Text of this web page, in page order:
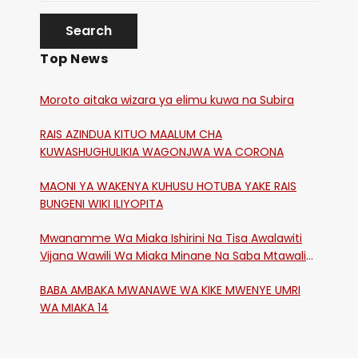
Top News
Moroto aitaka wizara ya elimu kuwa na Subira
RAIS AZINDUA KITUO MAALUM CHA
KUWASHUGHULIKIA WAGONJWA WA CORONA
MAONI YA WAKENYA KUHUSU HOTUBA YAKE RAIS
BUNGENI WIKI ILIYOPITA
Mwanamme Wa Miaka Ishirini Na Tisa Awalawiti
Vijana Wawili Wa Miaka Minane Na Saba Mtawalia
BABA AMBAKA MWANAWE WA KIKE MWENYE UMRI
WA MIAKA 14